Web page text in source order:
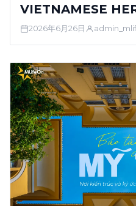
VIETNAMESE
FROM A
FOLK CULTURAL
2026年6月26日